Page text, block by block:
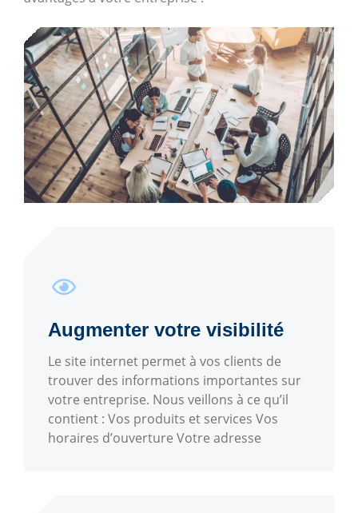
Augmenter votre visibilité
Le site internet permet à vos clients de
trouver des informations importantes sur
votre entreprise. Nous veillons à ce qu’il
contient : Vos produits et services Vos
horaires d’ouverture Votre adresse